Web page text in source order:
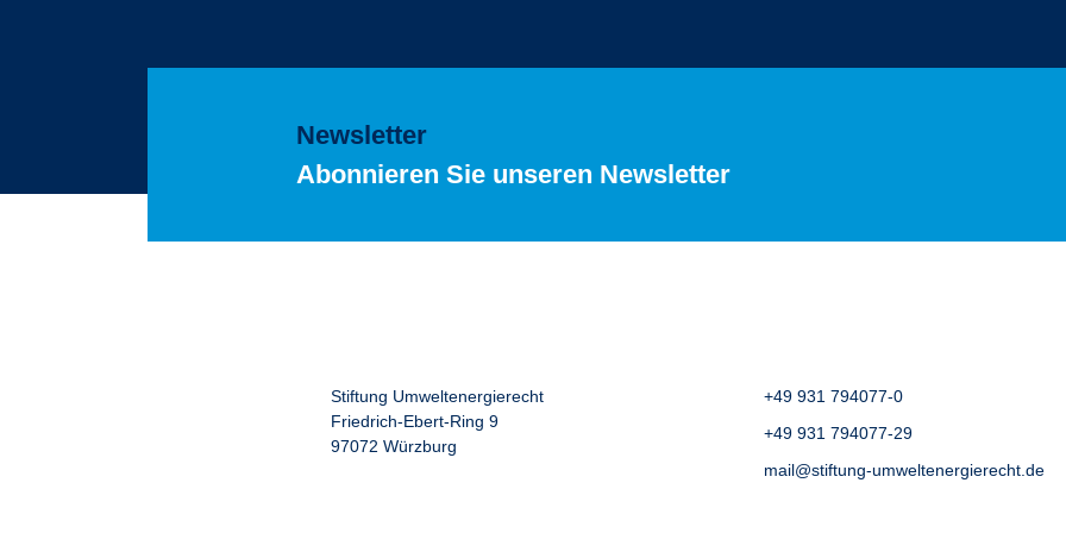
Newsletter
Abonnieren Sie unseren Newsletter
Stiftung Umweltenergierecht
Friedrich-Ebert-Ring 9
97072 Würzburg
+49 931 794077-0
+49 931 794077-29
mail@stiftung-umweltenergierecht.de